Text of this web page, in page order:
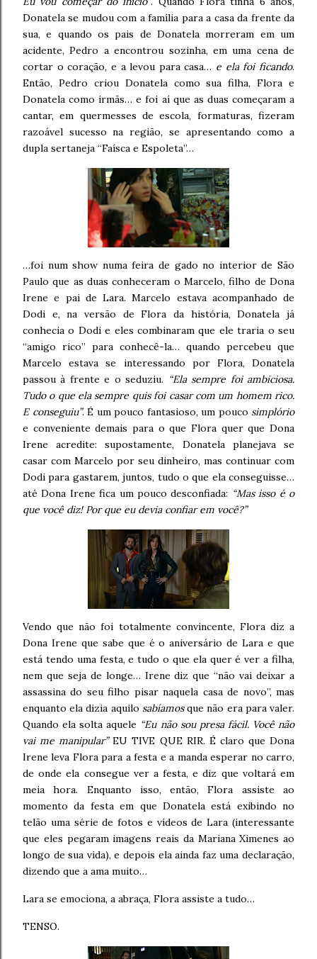
Donatela se mudou com a família para a casa da frente da
sua, e quando os pais de Donatela morreram em um
acidente, Pedro a encontrou sozinha, em uma cena de
cortar o coração, e a levou para casa… e ela foi ficando.
Então, Pedro criou Donatela como sua filha, Flora e
Donatela como irmãs… e foi aí que as duas começaram a
cantar, em quermesses de escola, formaturas, fizeram
razoável sucesso na região, se apresentando como a
dupla sertaneja “Faísca e Espoleta”…
…foi num show numa feira de gado no interior de São
Paulo que as duas conheceram o Marcelo, filho de Dona
Irene e pai de Lara. Marcelo estava acompanhado de
Dodi e, na versão de Flora da história, Donatela já
conhecia o Dodi e eles combinaram que ele traria o seu
“amigo rico” para conhecê-la… quando percebeu que
Marcelo estava se interessando por Flora, Donatela
passou à frente e o seduziu. “Ela sempre foi ambiciosa.
Tudo o que ela sempre quis foi casar com um homem rico.
E conseguiu”. É um pouco fantasioso, um pouco simplório
e conveniente demais para o que Flora quer que Dona
Irene acredite: supostamente, Donatela planejava se
casar com Marcelo por seu dinheiro, mas continuar com
Dodi para gastarem, juntos, tudo o que ela conseguisse…
até Dona Irene fica um pouco desconfiada: “Mas isso é o
que você diz! Por que eu devia confiar em você?”
Vendo que não foi totalmente convincente, Flora diz a
Dona Irene que sabe que é o aniversário de Lara e que
está tendo uma festa, e tudo o que ela quer é ver a filha,
nem que seja de longe… Irene diz que “não vai deixar a
assassina do seu filho pisar naquela casa de novo”, mas
enquanto ela dizia aquilo sabíamosque não era para valer.
Quando ela solta aquele “Eu não sou presa fácil. Você não
vai me manipular”EU TIVE QUE RIR. É claro que Dona
Irene leva Flora para a festa e a manda esperar no carro,
de onde ela consegue ver a festa, e diz que voltará em
meia hora. Enquanto isso, então, Flora assiste ao
momento da festa em que Donatela está exibindo no
telão uma série de fotos e vídeos de Lara (interessante
que eles pegaram imagens reais da Mariana Ximenes ao
longo de sua vida), e depois ela ainda faz uma declaração,
dizendo que a ama muito…
Lara se emociona, a abraça, Flora assiste a tudo…
TENSO.